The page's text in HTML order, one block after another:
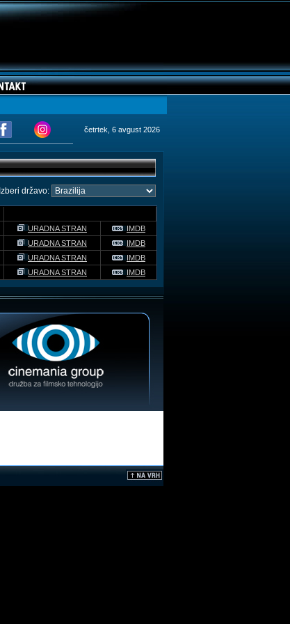
četrtek, 6 avgust 2026
Izberi državo:
URADNA STRAN IMDB
URADNA STRAN IMDB
URADNA STRAN IMDB
URADNA STRAN IMDB